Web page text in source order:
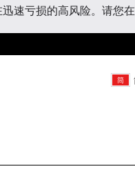
速亏损的高风险。请您